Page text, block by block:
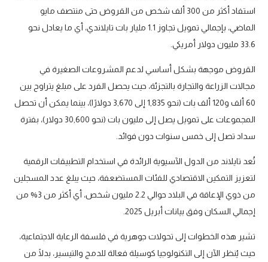
استفاد أكثر من 300 ألف شخص من القروض حتى منتصف مايو
الماضي، بإجمالي تمويل تجاوز 1.1 مليار بات تايلاندي، أي ما يعادل نحو
33.6 مليون دولار أمريكي.
القروض موجهة بشكل أساسي لدعم المشروعات الصغيرة في
مجالات الزراعة والتجارة بالتجزئة، حيث يحصل الفرد على مبلغ يتراوح بين
60 ألف و120 ألف بات (نحو 1,835 إلى 3,670 دولارًا)، بينما يمكن أن تحصل
المجموعات على تمويل يصل إلى مليون بات (نحو 30,600 دولار)، بفترة
سداد تصل إلى خمس سنوات دون فوائد.
تُعد تايلاند من الدول الآسيوية الرائدة في استخدام التطبيقات الرقمية
لتعزيز التمكين الاقتصادي للفئات المستضعفة، حيث يبلغ عدد المسجلين
من ذوي الإعاقة في البلاد حوالي 2.2 مليون شخص، أي أكثر من 3% من
إجمالي السكان وفق بيانات أبريل 2025.
تشير هذه الخطوات إلى تحولات جوهرية في فلسفة الرعاية الاجتماعية،
حيث يُنظر الآن إلى التكنولوجيا كوسيلة فعالة للدمج والتيسير، بدلًا من